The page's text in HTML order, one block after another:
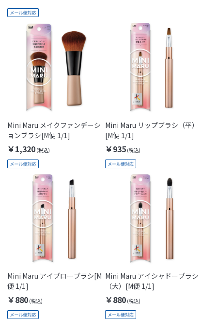
Mini Maru メイクファンデーシ
ョンブラシ[M便 1/1]
￥1,320
Mini Maru リップブラシ（平）
[M便 1/1]
￥935
Mini Maru アイブローブラシ[M
便 1/1]
￥880
Mini Maru アイシャドーブラシ
（大）[M便 1/1]
￥880